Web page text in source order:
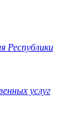
Республики
услуг